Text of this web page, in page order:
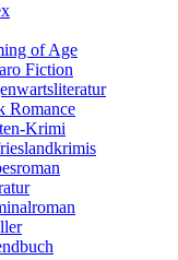
of Age
Fiction
Romance
Krimi